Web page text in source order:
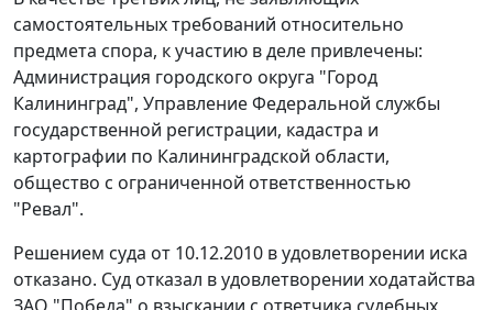
самостоятельных требований относительно
предмета спора, к участию в деле привлечены:
Администрация городского округа "Город
Калининград", Управление Федеральной службы
государственной регистрации, кадастра и
картографии по Калининградской области,
общество с ограниченной ответственностью
"Ревал".
Решением суда от 10.12.2010 в удовлетворении иска
отказано. Суд отказал в удовлетворении ходатайства